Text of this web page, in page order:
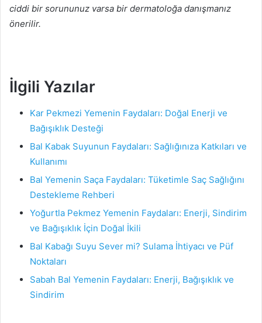
ciddi bir sorununuz varsa bir dermatoloğa danışmanız
önerilir.
İlgili Yazılar
Kar Pekmezi Yemenin Faydaları: Doğal Enerji ve
Bağışıklık Desteği
Bal Kabak Suyunun Faydaları: Sağlığınıza Katkıları ve
Kullanımı
Bal Yemenin Saça Faydaları: Tüketimle Saç Sağlığını
Destekleme Rehberi
Yoğurtla Pekmez Yemenin Faydaları: Enerji, Sindirim
ve Bağışıklık İçin Doğal İkili
Bal Kabağı Suyu Sever mi? Sulama İhtiyacı ve Püf
Noktaları
Sabah Bal Yemenin Faydaları: Enerji, Bağışıklık ve
Sindirim